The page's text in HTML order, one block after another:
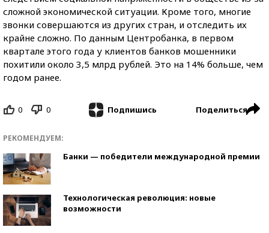
сложной экономической ситуации. Кроме того, многие
звонки совершаются из других стран, и отследить их
крайне сложно. По данным Центробанка, в первом
квартале этого года у клиентов банков мошенники
похитили около 3,5 млрд рублей. Это на 14% больше, чем
годом ранее.
0 0 Подпишись Поделиться
РЕКОМЕНДУЕМ:
Банки — победители международной премии
Технологическая революция: новые
возможности